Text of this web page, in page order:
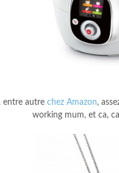
entre autre chez Amazon,
working mum, et ca,